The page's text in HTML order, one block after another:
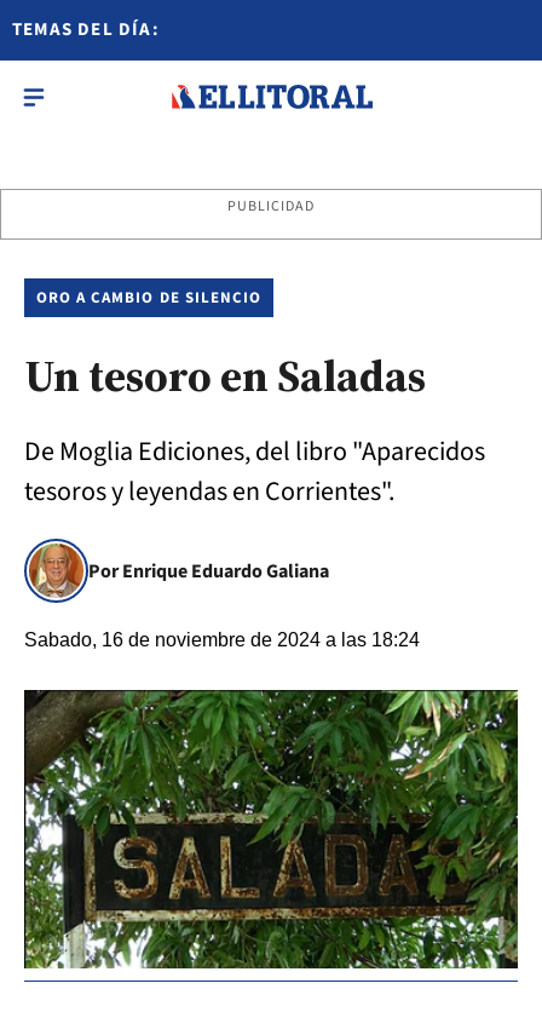
TEMAS DEL DÍA:
PUBLICIDAD
ORO A CAMBIO DE SILENCIO
Un tesoro en Saladas
De Moglia Ediciones, del libro "Aparecidos
tesoros y leyendas en Corrientes".
Por Enrique Eduardo Galiana
Sabado, 16 de noviembre de 2024 a las 18:24